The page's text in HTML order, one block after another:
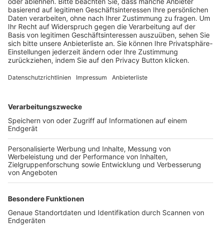
BFV-Geschäftsstellen
Trainerbörse
Login SpielPlus
FOLGE DEM BFV
TOP-VEREINE
TOP-PARTNER